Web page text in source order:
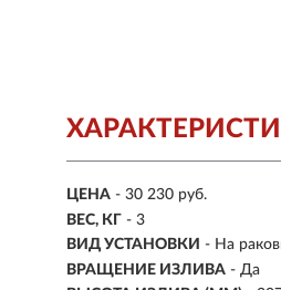
ЦЕНА - 30 230 руб.
ВЕС, КГ - 3
ВИД УСТАНОВКИ - На
ВРАЩЕНИЕ ИЗЛИВА - Да